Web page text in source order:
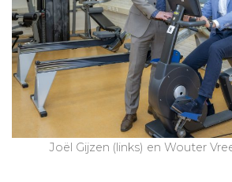
Joël Gijzen (links) en Wouter